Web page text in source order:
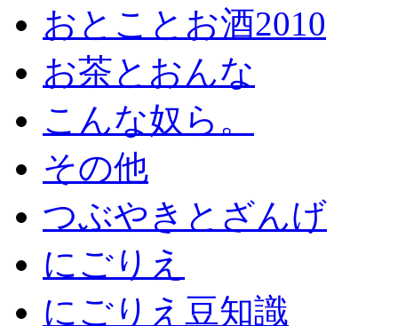
おとことお酒2010
お茶とおんな
こんな奴ら。
その他
つぶやきとざんげ
にごりえ
にごりえ豆知識